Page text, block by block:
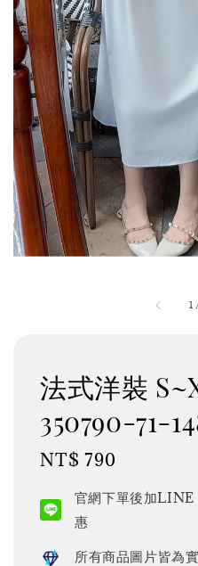
1
法式洋裝
350790-71-
Regular
NT$ 790
官網下單後加
惠
所有商品圖片皆為